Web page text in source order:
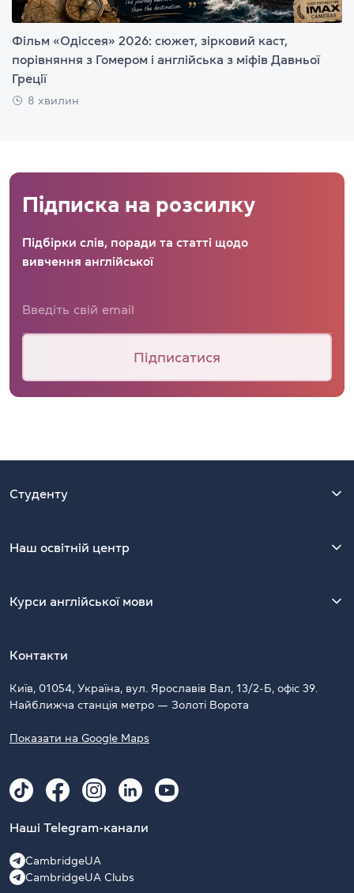
Фільм «Одіссея» 2026: сюжет, зірковий каст,
порівняння з Гомером і англійська з міфів Давньої
Греції
8 хвилин
Підписка на розсилку
Підбірки слів, поради та статті щодо
вивчення англійської
Підписатися
Студенту
Наш освітній центр
Курси англійської мови
Контакти
Київ, 01054, Україна, вул. Ярославів Вал, 13/2-Б, офіс 39.
Найближча станція метро — Золоті Ворота
Показати на Google Maps
Наші Telegram-канали
CambridgeUA
CambridgeUA Clubs